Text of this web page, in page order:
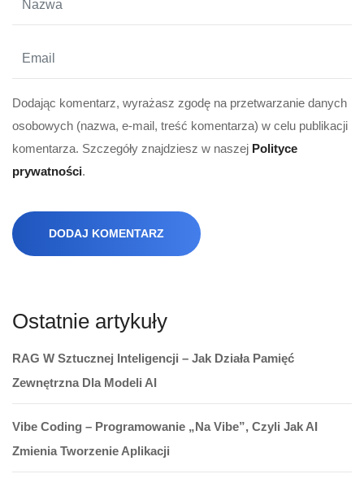
Dodając komentarz, wyrażasz zgodę na przetwarzanie danych
osobowych (nazwa, e-mail, treść komentarza) w celu publikacji
komentarza. Szczegóły znajdziesz w naszej Polityce
prywatności.
DODAJ KOMENTARZ
Ostatnie artykuły
RAG W Sztucznej Inteligencji – Jak Działa Pamięć
Zewnętrzna Dla Modeli AI
Vibe Coding – Programowanie „na Vibe”, Czyli Jak AI
Zmienia Tworzenie Aplikacji